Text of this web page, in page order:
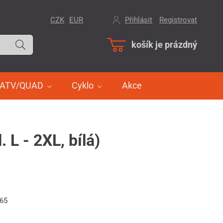
košík je prázdný
ATV/QUAD Cyklo Akce
CZK EUR Přihlásit Registrovat
L - 2XL, bílá)